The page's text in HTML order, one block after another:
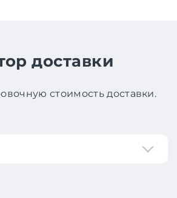
доставки
стоимость доставки.